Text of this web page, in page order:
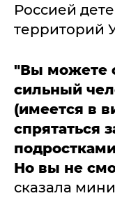
Россией
территорий
"Вы можете
сильный
(имеется в
спрятаться
Но вы не
сказала